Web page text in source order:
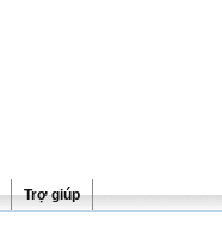
Trợ giúp